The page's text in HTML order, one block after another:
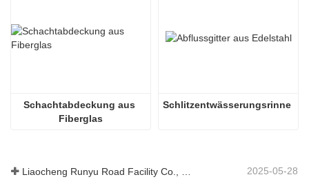
Schachtabdeckung aus
Fiberglas
Schlitzentwässerungsrinne
Liaocheng Runyu Road Facility Co., Ltd.: Ein zuverlässiger Hersteller von Schachtabdeckungen für eine sicherere städtische Infrastruktur 2025-05-28